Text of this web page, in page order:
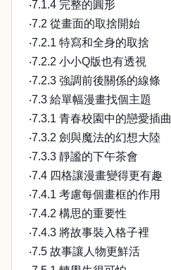
‧7.1.4 完整的圓形
‧7.2 從畫面的取捨開始
‧7.2.1 特寫和全身的取捨
‧7.2.2 小小Q版也有透視
‧7.2.3 強調前後關係的線條
‧7.3 給單幅漫畫找個主題
‧7.3.1 青春校園中的戀愛插曲
‧7.3.2 劍與魔法的幻想大陸
‧7.3.3 靜謐的下午茶會
‧7.4 四格讓漫畫變得更有趣
‧7.4.1 考慮每個畫框的作用
‧7.4.2 構思的重要性
‧7.4.3 將故事裝入格子裡
‧7.5 故事讓人物更鮮活